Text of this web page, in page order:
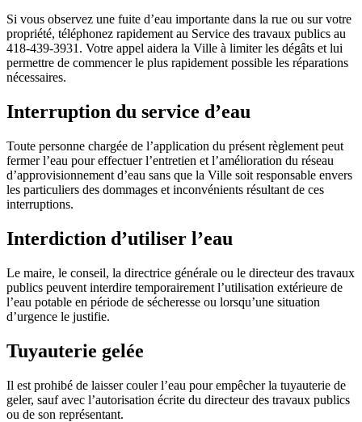
Si vous observez une fuite d’eau importante dans la rue ou sur votre
propriété, téléphonez rapidement au Service des travaux publics au
418-439-3931. Votre appel aidera la Ville à limiter les dégâts et lui
permettre de commencer le plus rapidement possible les réparations
nécessaires.
Interruption du service d’eau
Toute personne chargée de l’application du présent règlement peut
fermer l’eau pour effectuer l’entretien et l’amélioration du réseau
d’approvisionnement d’eau sans que la Ville soit responsable envers
les particuliers des dommages et inconvénients résultant de ces
interruptions.
Interdiction d’utiliser l’eau
Le maire, le conseil, la directrice générale ou le directeur des travaux
publics peuvent interdire temporairement l’utilisation extérieure de
l’eau potable en période de sécheresse ou lorsqu’une situation
d’urgence le justifie.
Tuyauterie gelée
Il est prohibé de laisser couler l’eau pour empêcher la tuyauterie de
geler, sauf avec l’autorisation écrite du directeur des travaux publics
ou de son représentant.